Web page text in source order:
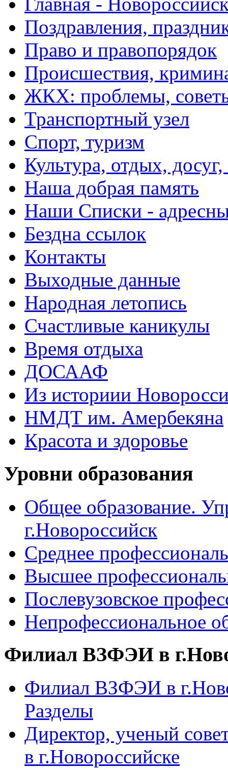
Поздравления,
Право и правопорядок
Происшествия,
ЖКХ: проблемы,
Транспортный узел
Спорт, туризм
Культура, отдых,
Наша добрая память
Наши Списки -
Бездна ссылок
Контакты
Выходные данные
Народная летопись
Счастливые каникулы
Время отдыха
ДОСААФ
Из историии
НМДТ им. Амербекяна
Красота и здоровье
Уровни образования
Общее образование.
г.Новороссийск
Среднее
Высшее
Послевузовское
Непрофессиональное
Филиал ВЗФЭИ в
Филиал ВЗФЭИ в
Разделы
Директор, ученый
в г.Новороссийске